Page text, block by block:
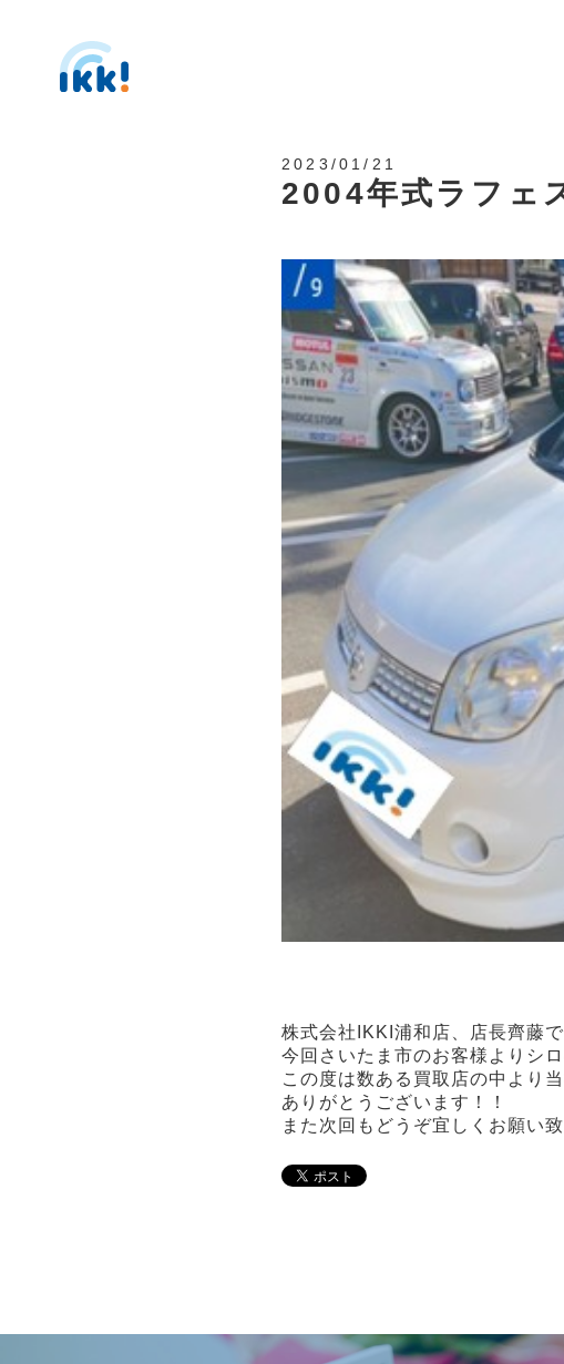
2023/01/21
2004年式ラフェ
株式会社IKKI浦和店、店長齊藤で
今回さいたま市のお客様よりシ
この度は数ある買取店の中より
ありがとうございます！！
また次回もどうぞ宜しくお願い致